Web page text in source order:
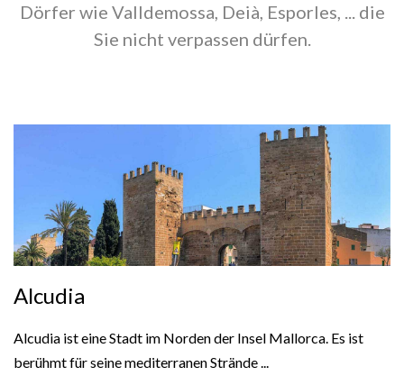
Dörfer wie Valldemossa, Deià, Esporles, ... die
Sie nicht verpassen dürfen.
Alcudia
Alcudia ist eine Stadt im Norden der Insel Mallorca. Es ist
berühmt für seine mediterranen Strände ...